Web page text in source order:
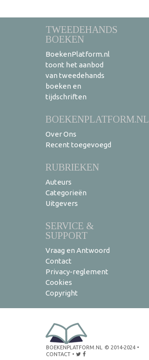
TWEEDEHANDS
BOEKEN
BoekenPlatform.nl
toont het aanbod
van tweedehands
boeken en
tijdschriften
BOEKENPLATFORM.NL
Over Ons
Recent toegevoegd
RUBRIEKEN
Auteurs
Categorieën
Uitgevers
SERVICE &
SUPPORT
Vraag en Antwoord
Contact
Privacy-reglement
Cookies
Copyright
BOEKENPLATFORM.NL © 2014-2024 •
CONTACT •